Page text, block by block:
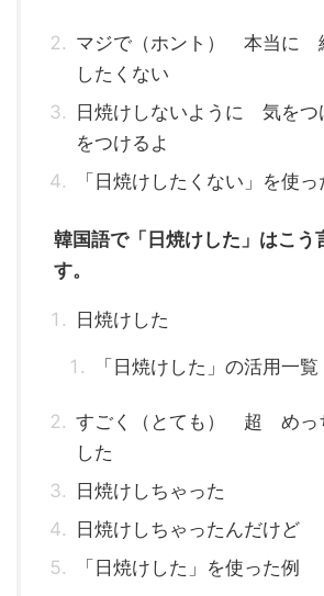
マジで（ホント） 本当に
したくない
日焼けしないように 気を
をつけるよ
「日焼けしたくない」を使っ
韓国語で「日焼けした」はこう
す。
日焼けした
「日焼けした」の活用一覧
すごく（とても） 超 め
した
日焼けしちゃった
日焼けしちゃったんだけど
「日焼けした」を使った例